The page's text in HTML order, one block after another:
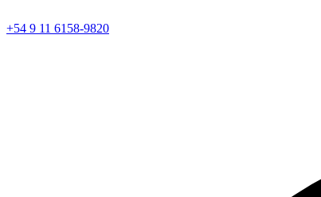
+54 9 11 6158-9820